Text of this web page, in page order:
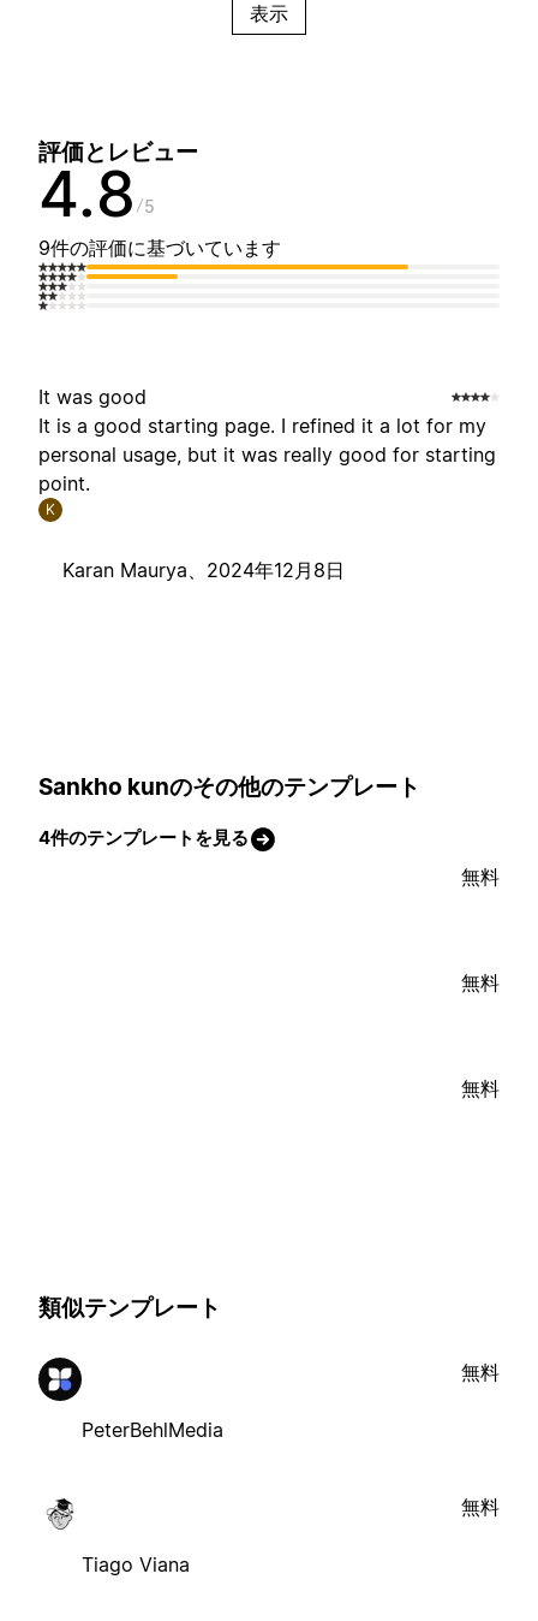
表示
評価とレビュー
4.8 5
9件の評価に基づいています
It was good
It is a good starting page. I refined it a lot for my
personal usage, but it was really good for starting
point.
K
Karan Maurya、 2024年12月8日
Sankho kunのその他のテンプレート
4件のテンプレートを見る
無料
無料
無料
類似テンプレート
PeterBehlMedia
無料
Tiago Viana
無料